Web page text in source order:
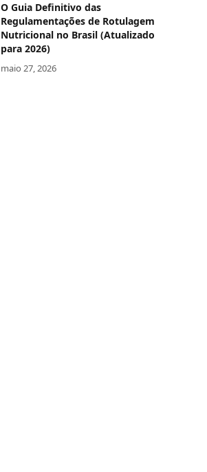
O Guia Definitivo das
Regulamentações de Rotulagem
Nutricional no Brasil (Atualizado
para 2026)
maio 27, 2026